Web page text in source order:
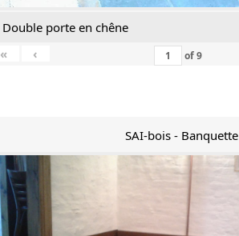
Double porte en chêne
«
‹ of9
SAI-bois - Banquette